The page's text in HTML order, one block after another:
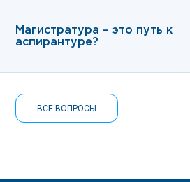
Магистратура – это путь к
аспирантуре?
ВСЕ ВОПРОСЫ